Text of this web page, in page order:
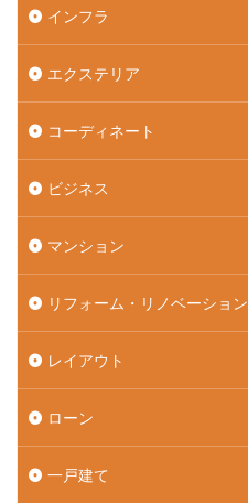
インフラ
エクステリア
コーディネート
ビジネス
マンション
リフォーム・リノベーション
レイアウト
ローン
一戸建て